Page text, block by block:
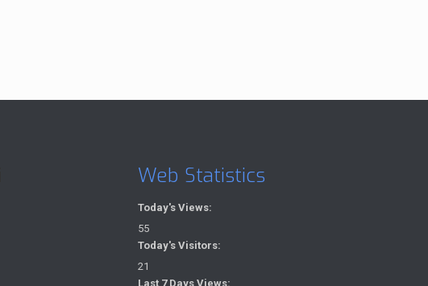
Web Statistics
Today's Views:
55
Today's Visitors:
21
Last 7 Days Views: